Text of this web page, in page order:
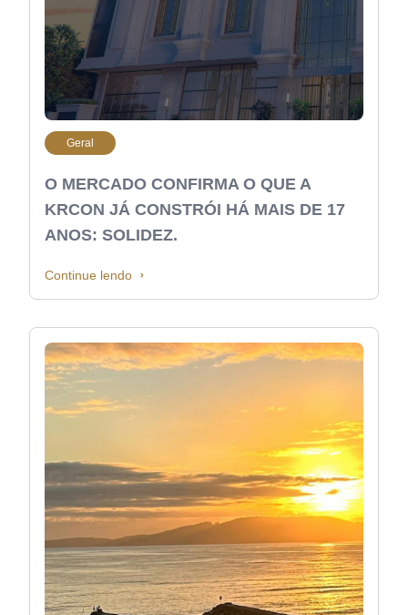
Geral
O MERCADO CONFIRMA O QUE A
KRCON JÁ CONSTRÓI HÁ MAIS DE 17
ANOS: SOLIDEZ.
Continue lendo